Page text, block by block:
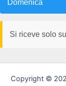
Domenica
Si riceve solo
Copyright ©